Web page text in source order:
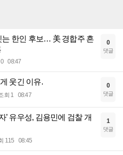
는 한인 후보… 美 경합주 흔
08:47
0
댓글
웃긴 이유.
회 1 08:47
0
댓글
’ 유우성, 김용민에 검찰 개
115 08:45
1
댓글